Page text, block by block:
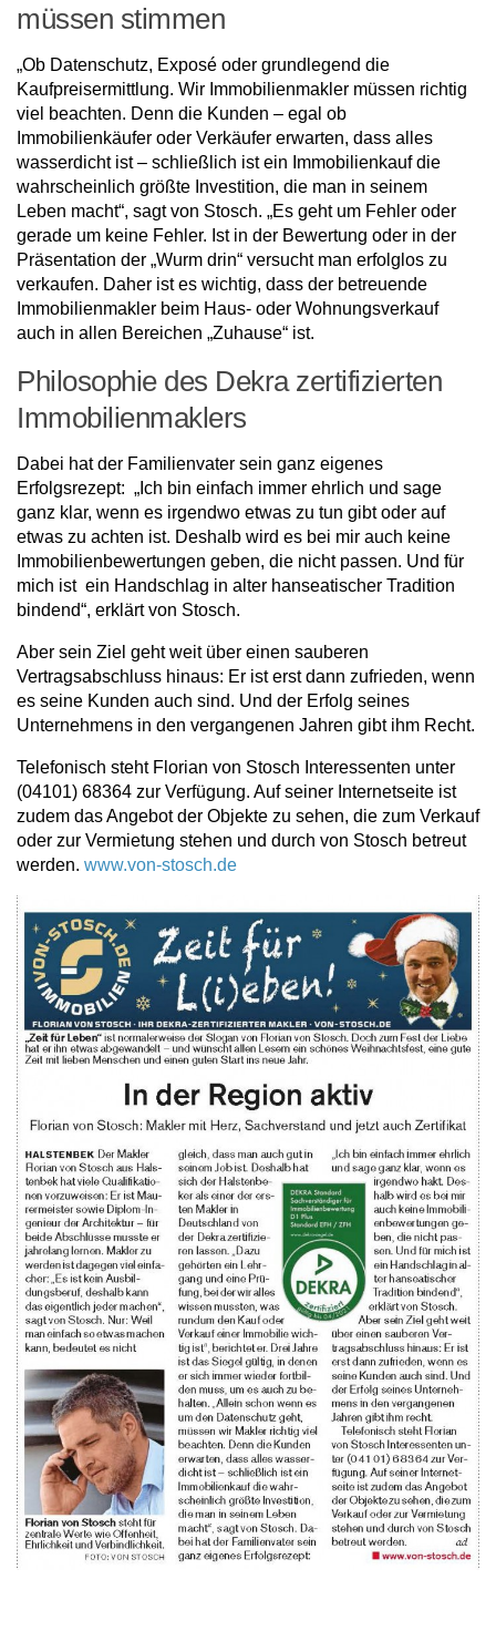
müssen stimmen
„Ob Datenschutz, Exposé oder grundlegend die
Kaufpreisermittlung. Wir Immobilienmakler müssen richtig
viel beachten. Denn die Kunden – egal ob
Immobilienkäufer oder Verkäufer erwarten, dass alles
wasserdicht ist – schließlich ist ein Immobilienkauf die
wahrscheinlich größte Investition, die man in seinem
Leben macht“, sagt von Stosch. „Es geht um Fehler oder
gerade um keine Fehler. Ist in der Bewertung oder in der
Präsentation der „Wurm drin“ versucht man erfolglos zu
verkaufen. Daher ist es wichtig, dass der betreuende
Immobilienmakler beim Haus- oder Wohnungsverkauf
auch in allen Bereichen „Zuhause“ ist.
Philosophie des Dekra zertifizierten
Immobilienmaklers
Dabei hat der Familienvater sein ganz eigenes
Erfolgsrezept: „Ich bin einfach immer ehrlich und sage
ganz klar, wenn es irgendwo etwas zu tun gibt oder auf
etwas zu achten ist. Deshalb wird es bei mir auch keine
Immobilienbewertungen geben, die nicht passen. Und für
mich ist ein Handschlag in alter hanseatischer Tradition
bindend“, erklärt von Stosch.
Aber sein Ziel geht weit über einen sauberen
Vertragsabschluss hinaus: Er ist erst dann zufrieden, wenn
es seine Kunden auch sind. Und der Erfolg seines
Unternehmens in den vergangenen Jahren gibt ihm Recht.
Telefonisch steht Florian von Stosch Interessenten unter
(04101) 68364 zur Verfügung. Auf seiner Internetseite ist
zudem das Angebot der Objekte zu sehen, die zum Verkauf
oder zur Vermietung stehen und durch von Stosch betreut
werden. www.von-stosch.de